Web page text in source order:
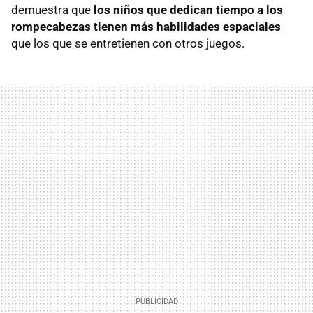
demuestra que los niños que dedican tiempo a los
rompecabezas tienen más habilidades espaciales
que los que se entretienen con otros juegos.